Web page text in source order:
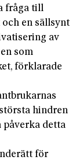
fråga till
och en sällsynt
av
som
förklarade
hindren
påverka detta
för